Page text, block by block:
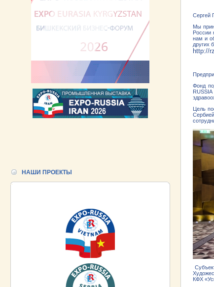
НАШИ ПРОЕКТЫ
Сергей
Мы
России
нам и
других
http://
Фонд
Цель
КФХ